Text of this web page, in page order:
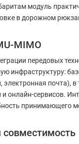
модуль
в дорожном
MIMO
передовых
инфраструктуру:
почта),
сервисов.
принимающего